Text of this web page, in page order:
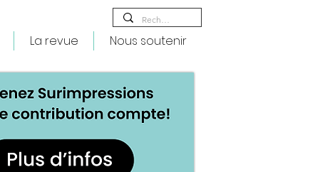
La revue Nous soutenir